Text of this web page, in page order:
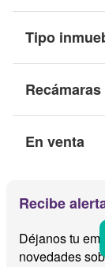
Tipo
Recámaras
En venta
Recibe
Déjanos tu
novedades